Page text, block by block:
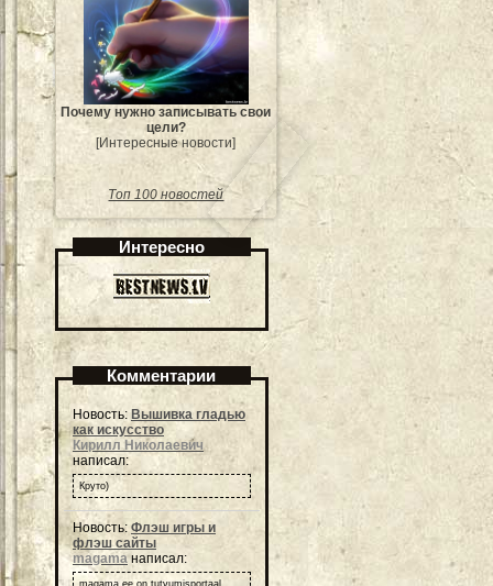
Почему нужно записывать свои
цели?
[Интересные новости]
Топ 100 новостей
Интересно
Комментарии
Новость: Вышивка гладью
как искусство
Кирилл Николаевич
написал:
Круто)
Новость: Флэш игры и
флэш сайты
magamaнаписал: